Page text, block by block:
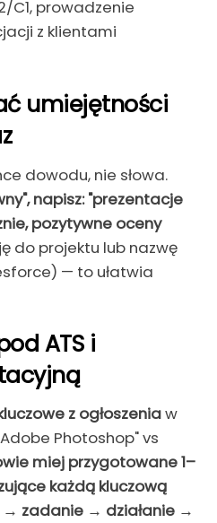
C1, prowadzenie
z klientami
umiejętności
dowodu, nie słowa.
napisz: "prezentacje
pozytywne oceny
do projektu lub nazwę
— to ułatwia
ATS i
z ogłoszeniaw
Photoshop" vs
miej przygotowane 1–
każdą kluczową
zadanie → działanie →